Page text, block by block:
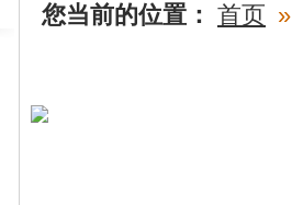
您当前的位置： 首页 »